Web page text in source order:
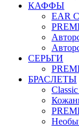
КАФФЫ
EAR
СЕРЬГИ
БРАСЛЕТЫ